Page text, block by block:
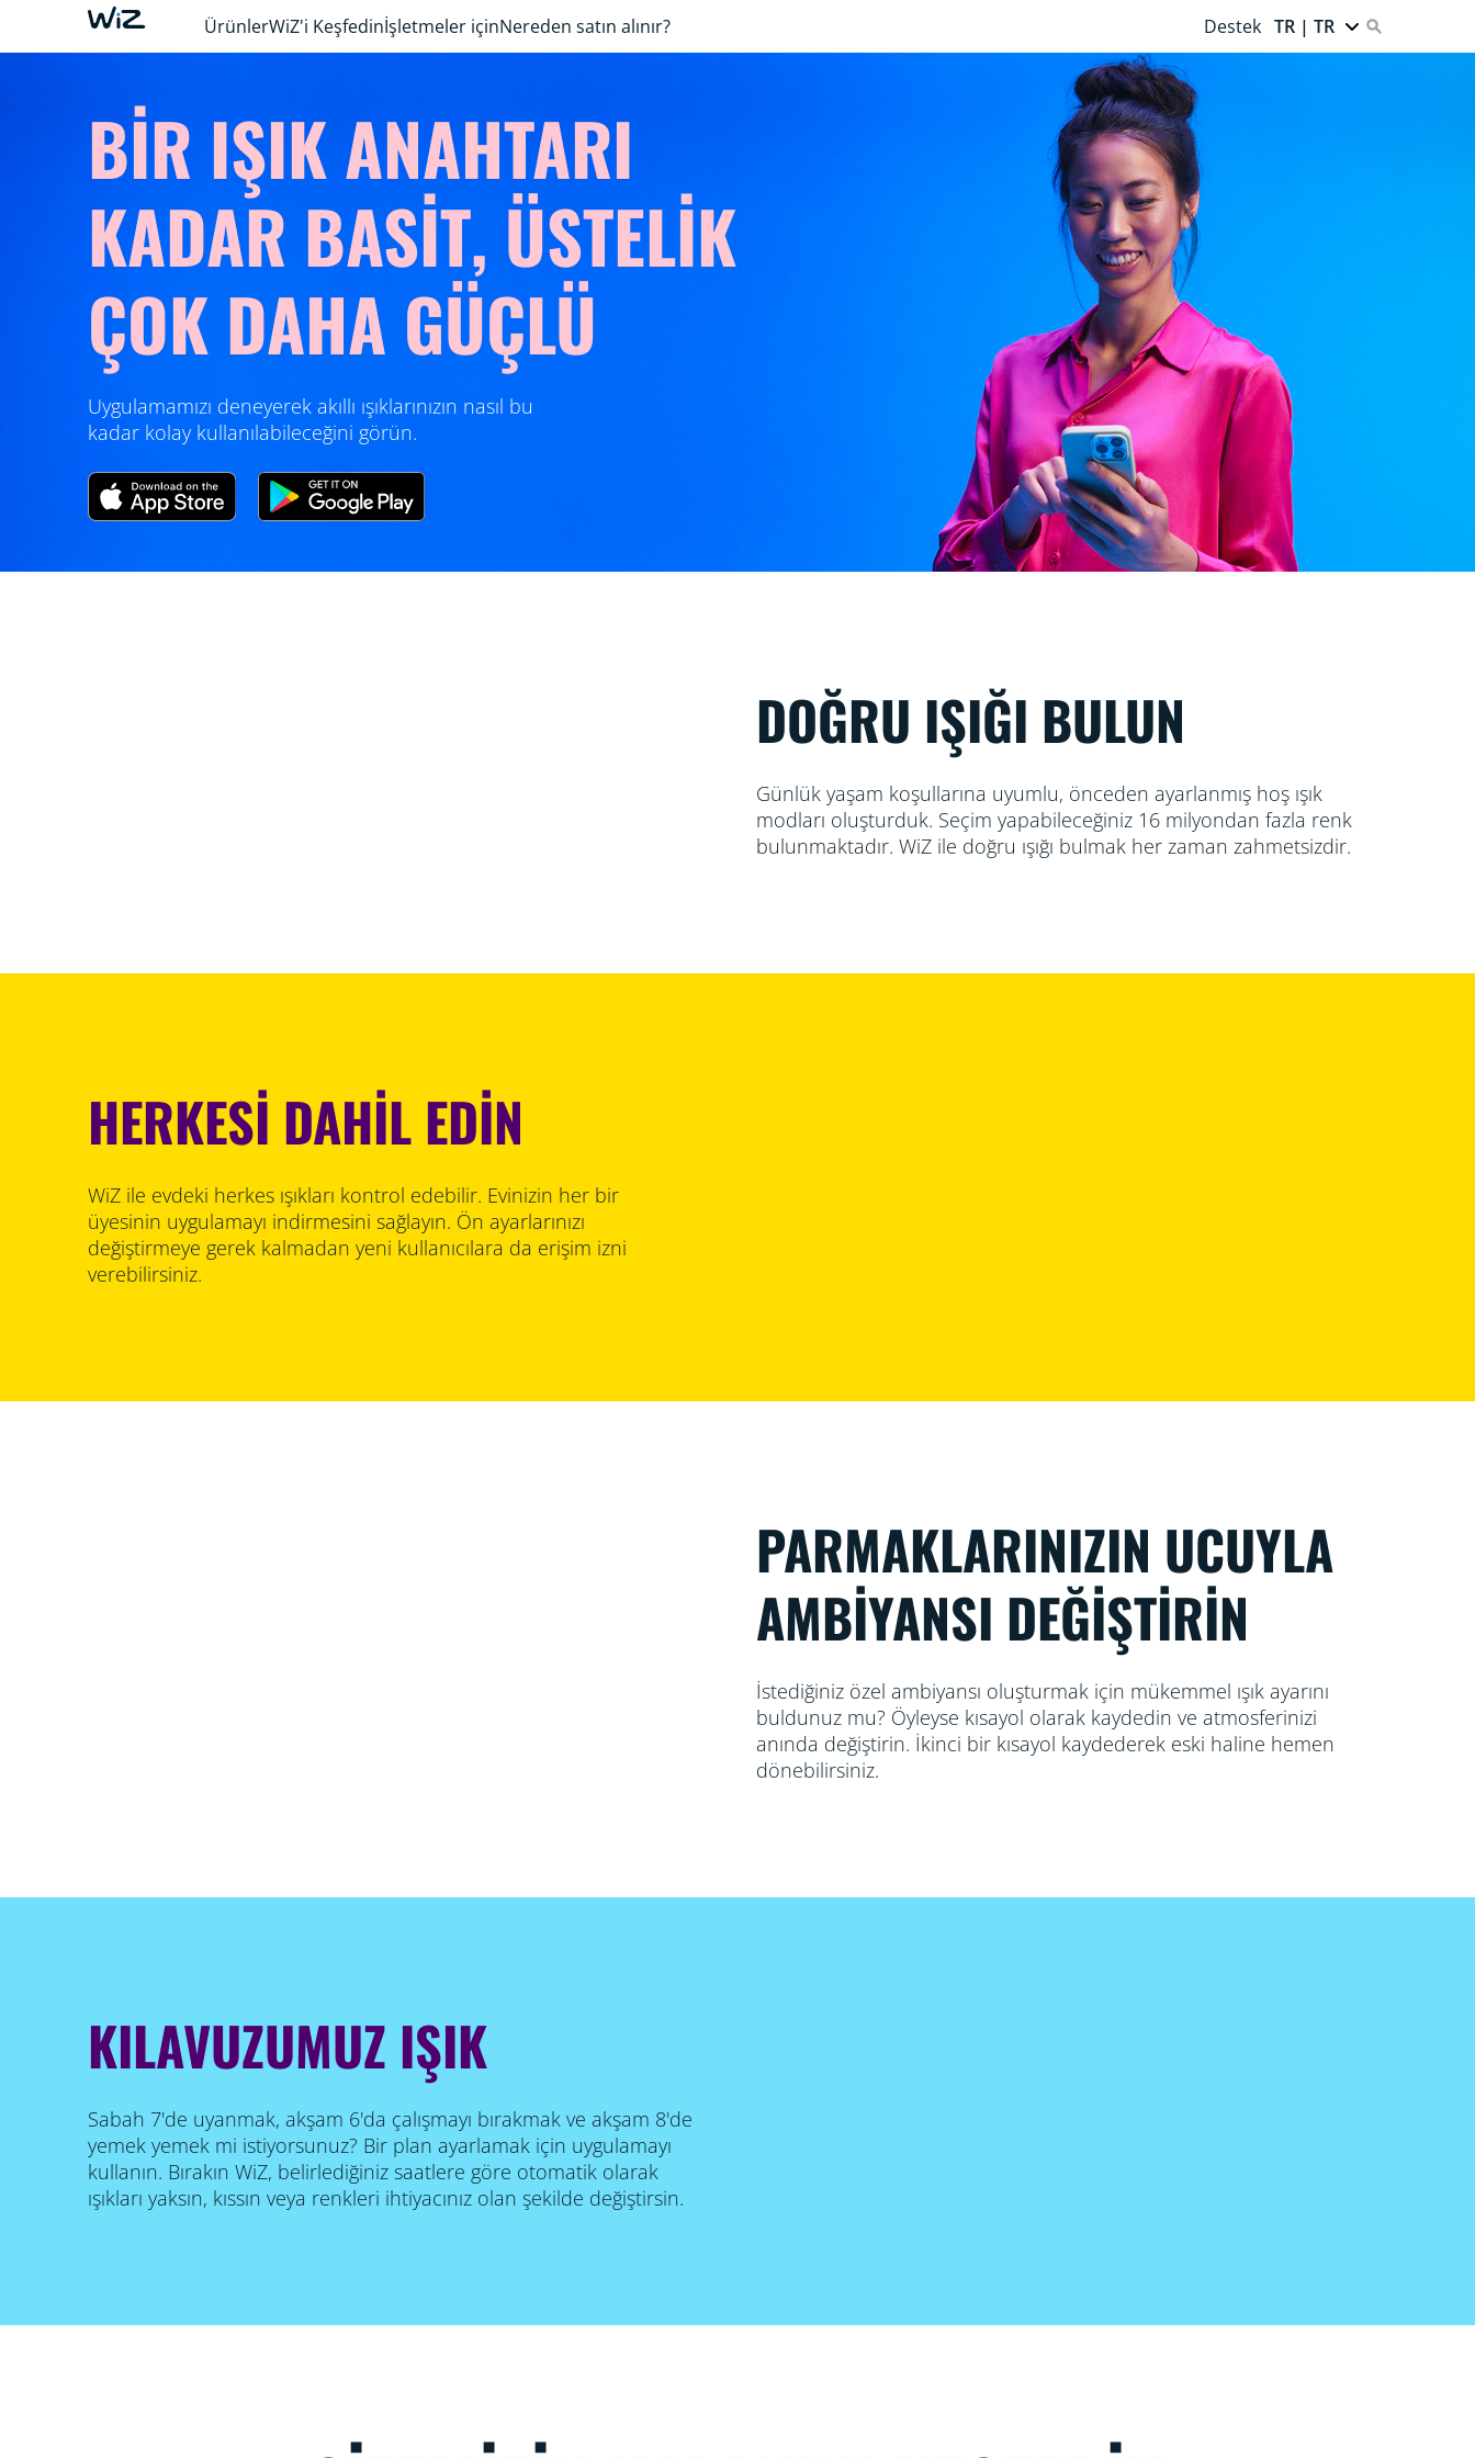
ÜrünlerWiZ'i Keşfedinİşletmeler içinNereden satın alınır? Destek TR | TR
BİR IŞIK ANAHTARI
KADAR BASİT, ÜSTELİK
ÇOK DAHA GÜÇLÜ
Uygulamamızı deneyerek akıllı ışıklarınızın nasıl bu
kadar kolay kullanılabileceğini görün.
DOĞRU IŞIĞI BULUN
Günlük yaşam koşullarına uyumlu, önceden ayarlanmış hoş ışık
modları oluşturduk. Seçim yapabileceğiniz 16 milyondan fazla renk
bulunmaktadır. WiZ ile doğru ışığı bulmak her zaman zahmetsizdir.
HERKESİ DAHİL EDİN
WiZ ile evdeki herkes ışıkları kontrol edebilir. Evinizin her bir
üyesinin uygulamayı indirmesini sağlayın. Ön ayarlarınızı
değiştirmeye gerek kalmadan yeni kullanıcılara da erişim izni
verebilirsiniz.
PARMAKLARINIZIN UCUYLA
AMBİYANSI DEĞİŞTİRİN
İstediğiniz özel ambiyansı oluşturmak için mükemmel ışık ayarını
buldunuz mu? Öyleyse kısayol olarak kaydedin ve atmosferinizi
anında değiştirin. İkinci bir kısayol kaydederek eski haline hemen
dönebilirsiniz.
KILAVUZUMUZ IŞIK
Sabah 7'de uyanmak, akşam 6'da çalışmayı bırakmak ve akşam 8'de
yemek yemek mi istiyorsunuz? Bir plan ayarlamak için uygulamayı
kullanın. Bırakın WiZ, belirlediğiniz saatlere göre otomatik olarak
ışıkları yaksın, kıssın veya renkleri ihtiyacınız olan şekilde değiştirsin.